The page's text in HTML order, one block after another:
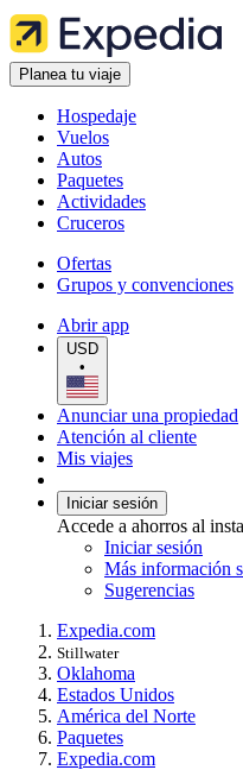
Planea tu viaje
Hospedaje
Vuelos
Autos
Paquetes
Actividades
Cruceros
Ofertas
Grupos y convenciones
Abrir app
USD
•
Anunciar una propiedad
Atención al cliente
Mis viajes
Iniciar sesión
Accede a ahorros al
Iniciar sesión
Más información
Sugerencias
Expedia.com
Stillwater
Oklahoma
Estados Unidos
América del Norte
Paquetes
Expedia.com